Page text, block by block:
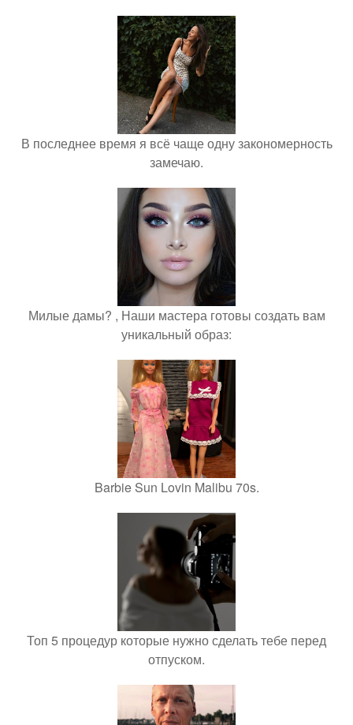
В последнее время я всё чаще одну закономерность
замечаю.
Милые дамы? , Наши мастера готовы создать вам
уникальный образ:
Barbie Sun Lovin Malibu 70s.
Топ 5 процедур которые нужно сделать тебе перед
отпуском.